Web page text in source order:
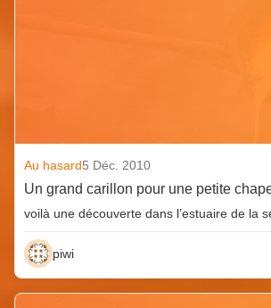
Au hasard5 Déc. 2010
Un grand carillon pour une petite
voilà une découverte dans l’estuaire de la
piwi